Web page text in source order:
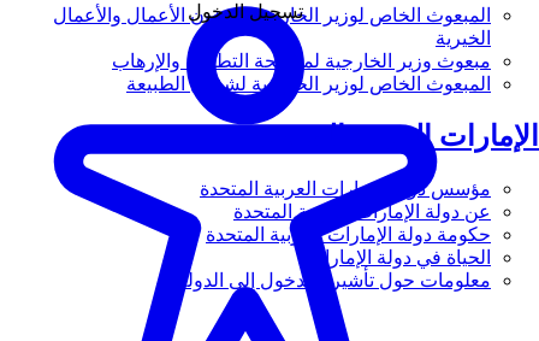
المبعوث الخاص لوزير الخارجية لشؤون الأعمال والأعمال
الخيرية
مبعوث وزير الخارجية لمكافحة التطرف والإرهاب
المبعوث الخاص لوزير الخارجية لشؤون الطبيعة
الإمارات العربية المتحدة
مؤسس دولة الإمارات العربية المتحدة
عن دولة الإمارات العربية المتحدة
حكومة دولة الإمارات العربية المتحدة
الحياة في دولة الإمارات
معلومات حول تأشيرة الدخول إلى الدولة
تسجيل الدخول